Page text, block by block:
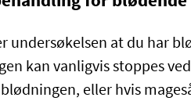
undersøkelsen at du har
kan vanligvis stoppes
eller hvis